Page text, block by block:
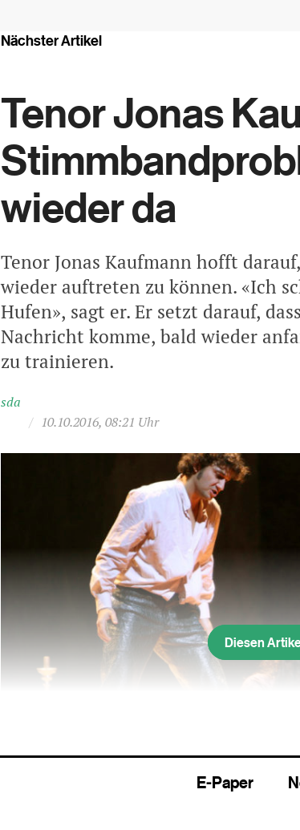
Nächster Artikel
Tenor Jonas
wieder da
Tenor Jonas Kaufmann hofft
wieder auftreten zu können. «Ich
Hufen», sagt er. Er setzt darauf,
Nachricht komme, bald wieder
zu trainieren.
sda
/ 10.10.2016, 08:21 Uhr
Star-Tenor Jonas Kaufmann - hier an der Scala als
Diesen
E-Paper